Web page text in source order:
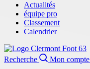
Actualités
équipe pro
Classement
Calendrier
Recherche
Mon compte